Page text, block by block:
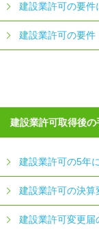
建設業許可の要件
建設業許可の要件
建設業許可取得後の
建設業許可の5年
建設業許可の決算
建設業許可変更届